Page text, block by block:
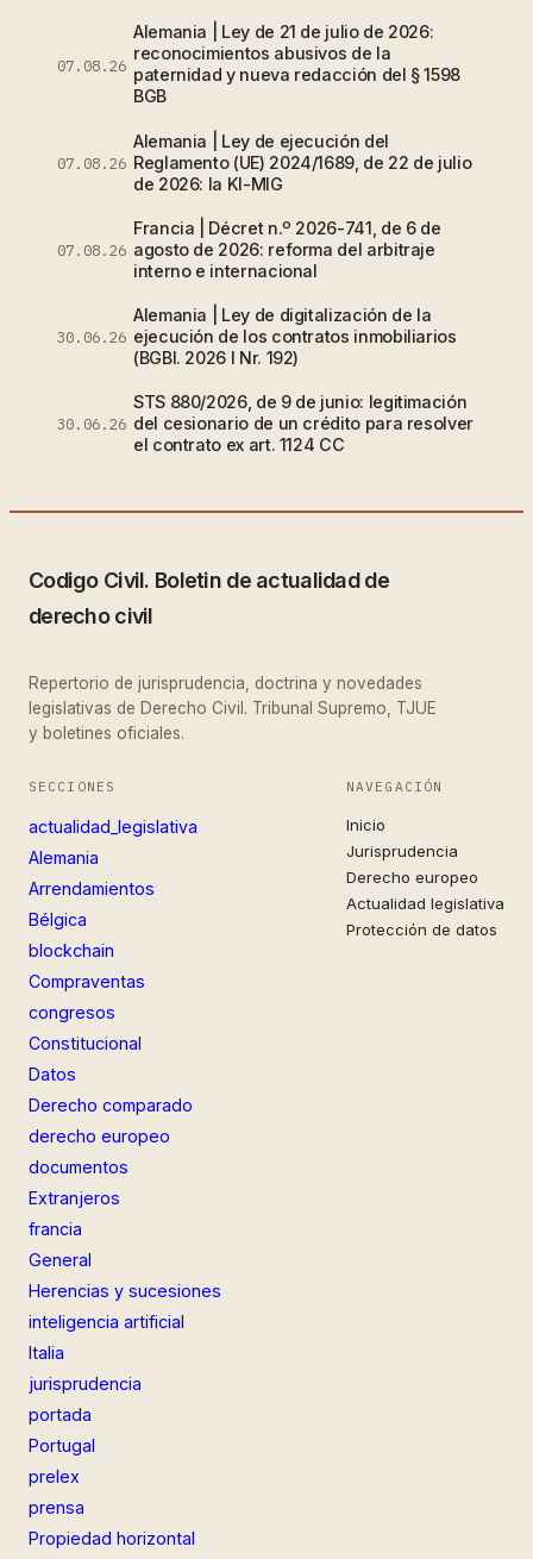
07.08.26
Alemania | Ley de 21 de julio de 2026:
reconocimientos abusivos de la
paternidad y nueva redacción del § 1598
BGB
07.08.26
Alemania | Ley de ejecución del
Reglamento (UE) 2024/1689, de 22 de julio
de 2026: la KI-MIG
07.08.26
Francia | Décret n.º 2026-741, de 6 de
agosto de 2026: reforma del arbitraje
interno e internacional
30.06.26
Alemania | Ley de digitalización de la
ejecución de los contratos inmobiliarios
(BGBl. 2026 I Nr. 192)
30.06.26
STS 880/2026, de 9 de junio: legitimación
del cesionario de un crédito para resolver
el contrato ex art. 1124 CC
Codigo Civil. Boletin de actualidad de
derecho civil
Repertorio de jurisprudencia, doctrina y novedades
legislativas de Derecho Civil. Tribunal Supremo, TJUE
y boletines oficiales.
SECCIONES
actualidad_legislativa
Alemania
Arrendamientos
Bélgica
blockchain
Compraventas
congresos
Constitucional
Datos
Derecho comparado
derecho europeo
documentos
Extranjeros
francia
General
Herencias y sucesiones
inteligencia artificial
Italia
jurisprudencia
portada
Portugal
prelex
prensa
Propiedad horizontal
NAVEGACIÓN
Inicio
Jurisprudencia
Derecho europeo
Actualidad legislativa
Protección de datos